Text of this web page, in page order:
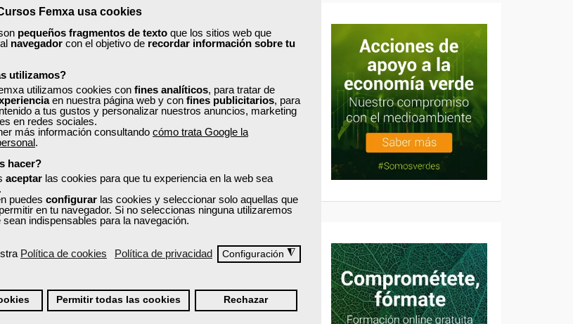
Femxa usa cookies
pequeños fragmentos de texto que los sitios web que
navegador con el objetivo de recordar información sobre tu
utilizamos?
utilizamos cookies con fines analíticos, para tratar de
en nuestra página web y con fines publicitarios, para
a tus gustos y personalizar nuestros anuncios, marketing
en redes sociales.
más información consultando cómo trata Google la
.
hacer?
aceptar las cookies para que tu experiencia en la web sea
puedes configurar las cookies y seleccionar solo aquellas que
en tu navegador. Si no seleccionas ninguna utilizaremos
sean indispensables para la navegación.
Política de cookies Política de privacidad Configuración ◮
Permitir todas las cookies Rechazar
pensamiento crítico.